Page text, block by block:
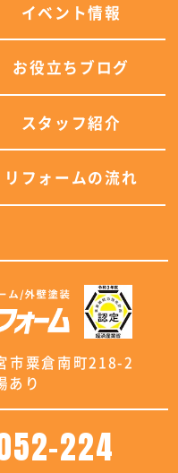
イベント情報
お役立ちブログ
スタッフ紹介
リフォームの流れ
市粟倉南町218-2
あり
224